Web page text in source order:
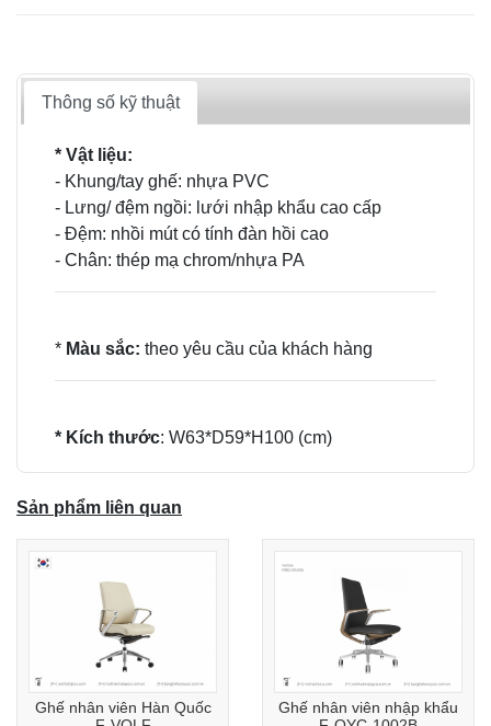
Thông số kỹ thuật
* Vật liệu:
- Khung/tay ghế: nhựa PVC
- Lưng/ đệm ngồi: lưới nhập khẩu cao cấp
- Đệm: nhồi mút có tính đàn hồi cao
- Chân: thép mạ chrom/nhựa PA
* Màu sắc: theo yêu cầu của khách hàng
* Kích thước: W63*D59*H100 (cm)
Sản phẩm liên quan
Ghế nhân viên Hàn Quốc
Ghế nhân viên nhập khẩu